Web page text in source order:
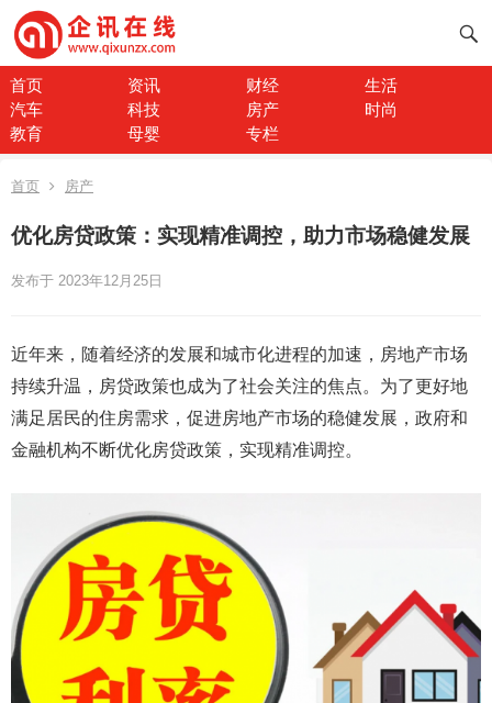
首页 资讯 财经
生活
汽车
科技 房产
时尚
教育
母婴 专栏
首页 房产
优化房贷政策：实现精准调控，助力市场稳健发展
发布于 2023年12月25日
近年来，随着经济的发展和城市化进程的加速，房地产市场
持续升温，房贷政策也成为了社会关注的焦点。为了更好地
满足居民的住房需求，促进房地产市场的稳健发展，政府和
金融机构不断优化房贷政策，实现精准调控。